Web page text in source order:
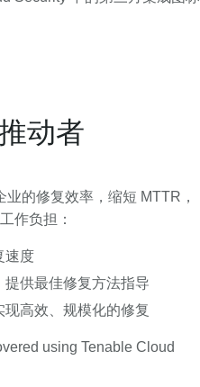
动者
的修复效率，缩短 MTTR，
作负担：
速度
供最佳修复方法指导
高效、规模化的修复